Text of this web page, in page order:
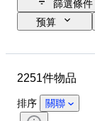
篩選條件
预算
時期
服裝尺碼
圖案
2251件物品
排序 關聯